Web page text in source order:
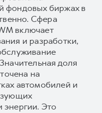
фондовых биржах в
Сфера
включает
и разработки,
доля
на
автомобилей и
энергии. Это